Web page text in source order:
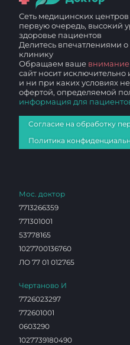
Сеть медицинских
первую очередь, высокий
здоровье пациентов
Делитесь впечатлениями
клинику
Обращаем ваше внимание
сайт носит
и ни при каких условиях
офертой, определяемой
информация для
Согласие на обработку
Политика
Мос. доктор
7713266359
771301001
53778165
1027700136760
ЛО 77 01 012765
Чертаново И
7726023297
772601001
0603290
1027739180490